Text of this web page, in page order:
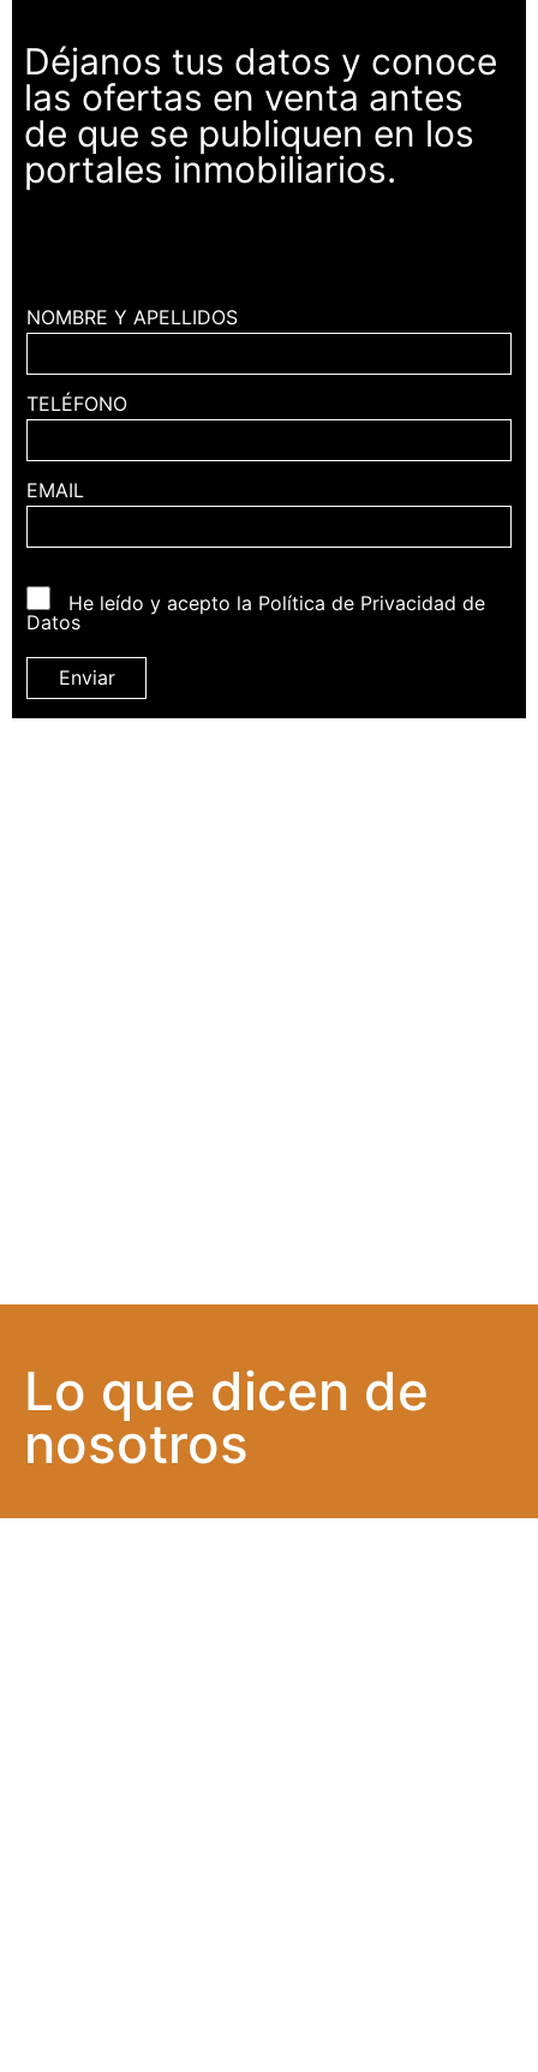
Déjanos tus datos y conoce
las ofertas en venta antes
de que se publiquen en los
portales inmobiliarios.
NOMBRE Y APELLIDOS
TELÉFONO
EMAIL
He leído y acepto la Política de Privacidad de
Datos
Lo que dicen de
nosotros